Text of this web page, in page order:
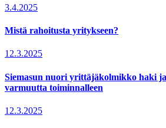
3.4.2025
Mistä rahoitusta yritykseen?
12.3.2025
Siemasun nuori yrittäjäkolmikko haki
varmuutta toiminnalleen
12.3.2025